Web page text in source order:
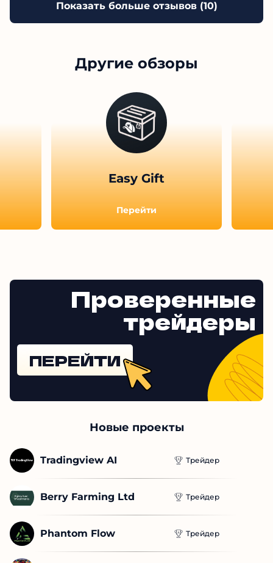
Показать больше отзывов (10)
Другие обзоры
Easy Gift
Перейти
Проверенные
трейдеры
ПЕРЕЙТИ
Новые проекты
Tradingview AI Трейдер
Berry Farming Ltd Трейдер
Phantom Flow Трейдер